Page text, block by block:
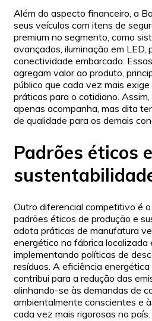
Além do aspecto financeiro, a
seus veículos com itens de
premium no segmento, como
avançados, iluminação em LED,
conectividade embarcada.
agregam valor ao produto,
público que cada vez mais
práticas para o cotidiano.
apenas acompanha, mas dita
de qualidade para os demais
Padrões éticos e
Outro diferencial competitivo é
padrões éticos de produção e
adota práticas de manufatura
energético na fábrica localizada
implementando políticas de
resíduos. A eficiência
contribui para a redução das
alinhando-se às demandas de
ambientalmente conscientes e
cada vez mais rigorosas no país.